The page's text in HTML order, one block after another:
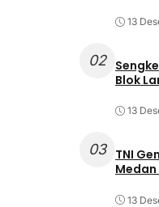
13
02
Blok
13
03
TNI
Medan
13